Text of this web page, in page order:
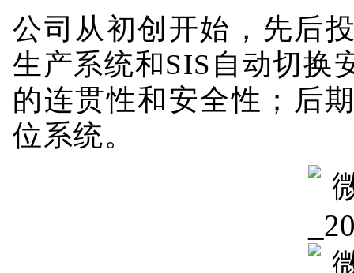
公司从初创开始，先后
生产系统和SIS自动切换
的连贯性和安全性；后
位系统。